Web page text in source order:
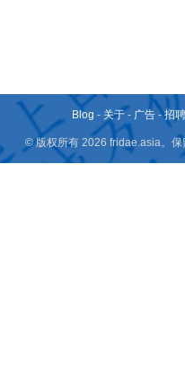
Blog - 关于 - 广告 -招
© 版权所有 2026 fridae.asia。